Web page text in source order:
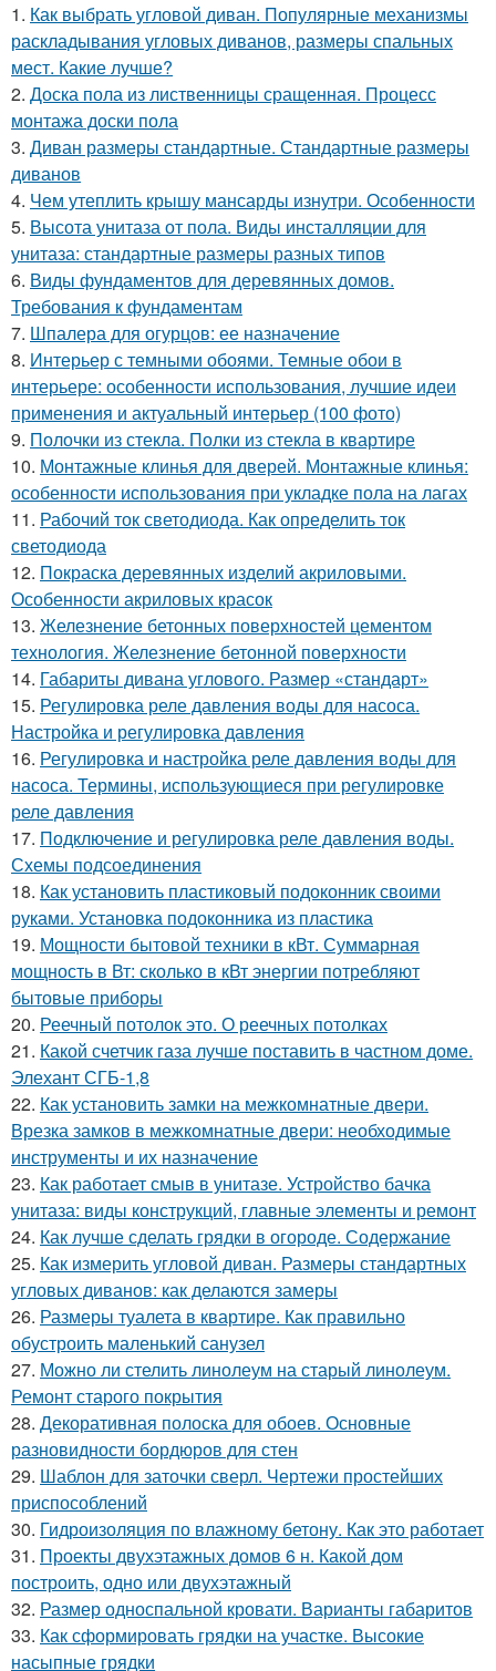
1. Как выбрать угловой диван. Популярные механизмы
раскладывания угловых диванов, размеры спальных
мест. Какие лучше?
2. Доска пола из лиственницы сращенная. Процесс
монтажа доски пола
3. Диван размеры стандартные. Стандартные размеры
диванов
4. Чем утеплить крышу мансарды изнутри. Особенности
5. Высота унитаза от пола. Виды инсталляции для
унитаза: стандартные размеры разных типов
6. Виды фундаментов для деревянных домов.
Требования к фундаментам
7. Шпалера для огурцов: ее назначение
8. Интерьер с темными обоями. Темные обои в
интерьере: особенности использования, лучшие идеи
применения и актуальный интерьер (100 фото)
9. Полочки из стекла. Полки из стекла в квартире
10. Монтажные клинья для дверей. Монтажные клинья:
особенности использования при укладке пола на лагах
11. Рабочий ток светодиода. Как определить ток
светодиода
12. Покраска деревянных изделий акриловыми.
Особенности акриловых красок
13. Железнение бетонных поверхностей цементом
технология. Железнение бетонной поверхности
14. Габариты дивана углового. Размер «стандарт»
15. Регулировка реле давления воды для насоса.
Настройка и регулировка давления
16. Регулировка и настройка реле давления воды для
насоса. Термины, использующиеся при регулировке
реле давления
17. Подключение и регулировка реле давления воды.
Схемы подсоединения
18. Как установить пластиковый подоконник своими
руками. Установка подоконника из пластика
19. Мощности бытовой техники в кВт. Суммарная
мощность в Вт: сколько в кВт энергии потребляют
бытовые приборы
20. Реечный потолок это. О реечных потолках
21. Какой счетчик газа лучше поставить в частном доме.
Элехант СГБ-1,8
22. Как установить замки на межкомнатные двери.
Врезка замков в межкомнатные двери: необходимые
инструменты и их назначение
23. Как работает смыв в унитазе. Устройство бачка
унитаза: виды конструкций, главные элементы и ремонт
24. Как лучше сделать грядки в огороде. Содержание
25. Как измерить угловой диван. Размеры стандартных
угловых диванов: как делаются замеры
26. Размеры туалета в квартире. Как правильно
обустроить маленький санузел
27. Можно ли стелить линолеум на старый линолеум.
Ремонт старого покрытия
28. Декоративная полоска для обоев. Основные
разновидности бордюров для стен
29. Шаблон для заточки сверл. Чертежи простейших
приспособлений
30. Гидроизоляция по влажному бетону. Как это работает
31. Проекты двухэтажных домов 6 н. Какой дом
построить, одно или двухэтажный
32. Размер односпальной кровати. Варианты габаритов
33. Как сформировать грядки на участке. Высокие
насыпные грядки